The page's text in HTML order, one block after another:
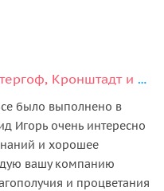
Большое путешествие — Петергоф, Кронштадт и форт Константин
было выполнено в
Игорь очень интересно
и хорошее
вашу компанию
и процветания